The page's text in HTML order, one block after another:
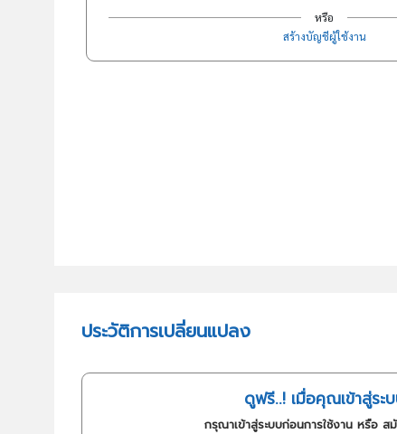
หรือ
สร้างบัญชีผู้ใช้งาน
ประวัติการเปลี่ยนแปลง
ดูฟรี..! เมื่อคุณเข้าสู่ระ
กรุณาเข้าสู่ระบบก่อนการใช้งาน หรือ ส